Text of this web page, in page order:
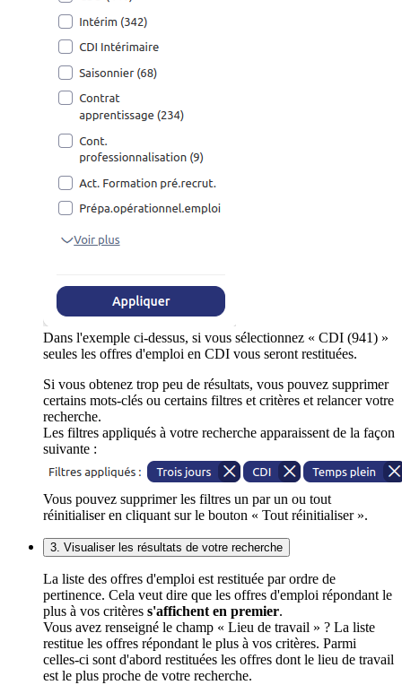
Dans l'exemple ci-dessus, si vous sélectionnez « CDI (941) »
seules les offres d'emploi en CDI vous seront restituées.
Si vous obtenez trop peu de résultats, vous pouvez supprimer
certains mots-clés ou certains filtres et critères et relancer votre
recherche.
Les filtres appliqués à votre recherche apparaissent de la façon
suivante :
Vous pouvez supprimer les filtres un par un ou tout
réinitialiser en cliquant sur le bouton « Tout réinitialiser ».
3. Visualiser les résultats de votre recherche
La liste des offres d'emploi est restituée par ordre de
pertinence. Cela veut dire que les offres d'emploi répondant le
plus à vos critères s'affichent en premier.
Vous avez renseigné le champ « Lieu de travail » ? La liste
restitue les offres répondant le plus à vos critères. Parmi
celles-ci sont d'abord restituées les offres dont le lieu de travail
est le plus proche de votre recherche.